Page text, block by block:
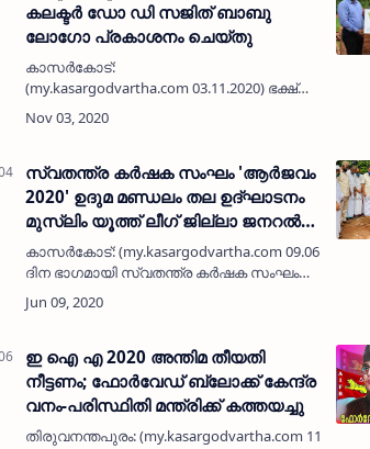
കലക്ടര്‍ ഡോ ഡി സജിത് ബാബു
ലോഗോ പ്രകാശനം ചെയ്തു
കാസര്‍കോട്:
(my.kasargodvartha.com 03.11.2020)
വകുപ്പും ഫുഡ് സേഫ്റ്റി ആന്‍ഡ്
സറ്റാന്‍ഡേര്‍ഡ് അതോറിറ്റി ഓഫ് ഇന്ത്യയും
സ്വതന്ത്ര കര്‍ഷക സംഘം 'ആര്‍ജവം
2020' ഉദുമ മണ്ഡലം തല ഉദ്ഘാടനം
മുസ്ലിം യൂത്ത് ലീഗ് ജില്ലാ ജനറല്‍
സെക്രട്ടറി ടി ഡി കബീര്‍ നിര്‍വ്വഹിച്ചു
കാസര്‍കോട്: (my.kasargodvartha.com 09.06.2020)
ദിന ഭാഗമായി സ്വതന്ത്ര കര്‍ഷക സംഘം
'ആര്‍ജവം 2020' ഉദുമ മണ്ഡലം തല
ഉദ്ഘാടനം മുസ്ലിം യൂത്ത് ലീഗ് ജില്ലാ
ഇ ഐ എ 2020 അന്തിമ തീയതി
നീട്ടണം; ഫോര്‍വേഡ് ബ്ലോക്ക് കേന്ദ്ര
വനം-പരിസ്ഥിതി മന്ത്രിക്ക് കത്തയച്ചു
തിരുവനന്തപുരം: (my.kasargodvartha.com